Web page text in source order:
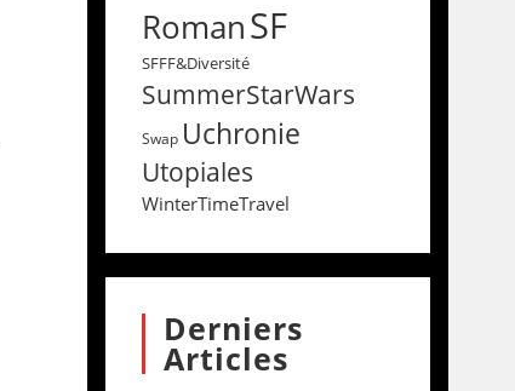
RomanSF
SFFF&Diversité
SummerStarWars
Swap Uchronie
Utopiales
WinterTimeTravel
Derniers
Articles